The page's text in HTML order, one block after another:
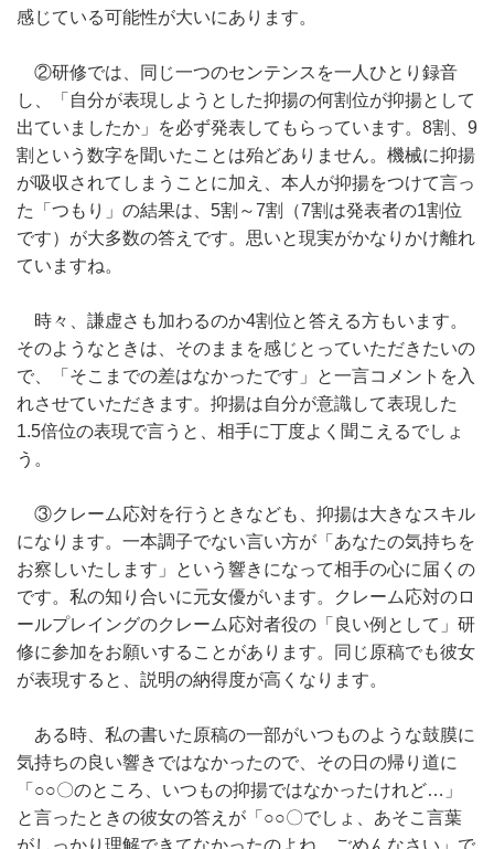
感じている可能性が大いにあります。
②研修では、同じ一つのセンテンスを一人ひとり録音
し、「自分が表現しようとした抑揚の何割位が抑揚として
出ていましたか」を必ず発表してもらっています。8割、9
割という数字を聞いたことは殆どありません。機械に抑揚
が吸収されてしまうことに加え、本人が抑揚をつけて言っ
た「つもり」の結果は、5割～7割（7割は発表者の1割位
です）が大多数の答えです。思いと現実がかなりかけ離れ
ていますね。
時々、謙虚さも加わるのか4割位と答える方もいます。
そのようなときは、そのままを感じとっていただきたいの
で、「そこまでの差はなかったです」と一言コメントを入
れさせていただきます。抑揚は自分が意識して表現した
1.5倍位の表現で言うと、相手に丁度よく聞こえるでしょ
う。
③クレーム応対を行うときなども、抑揚は大きなスキル
になります。一本調子でない言い方が「あなたの気持ちを
お察しいたします」という響きになって相手の心に届くの
です。私の知り合いに元女優がいます。クレーム応対のロ
ールプレイングのクレーム応対者役の「良い例として」研
修に参加をお願いすることがあります。同じ原稿でも彼女
が表現すると、説明の納得度が高くなります。
ある時、私の書いた原稿の一部がいつものような鼓膜に
気持ちの良い響きではなかったので、その日の帰り道に
「○○〇のところ、いつもの抑揚ではなかったけれど…」
と言ったときの彼女の答えが「○○〇でしょ、あそこ言葉
がしっかり理解できてなかったのよね、ごめんなさい」で